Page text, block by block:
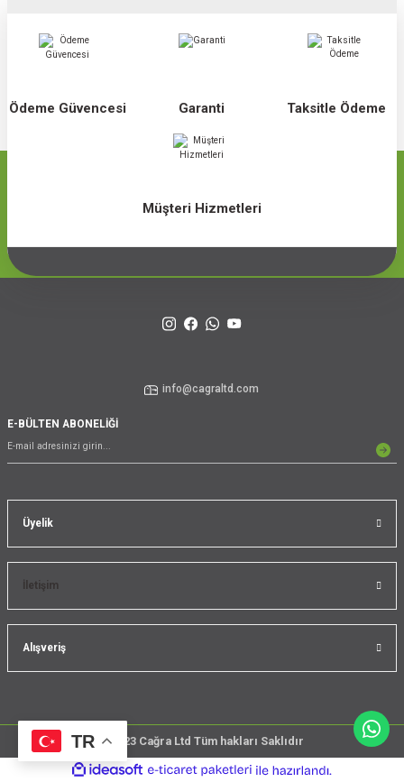
Ödeme Güvencesi Garanti Taksitle Ödeme
Müşteri Hizmetleri
Üyelik
İletişim
Alışveriş
TR
info@cagraltd.com
E-BÜLTEN ABONELİĞİ
@2023 Cağra Ltd Tüm hakları Saklıdır
çember
ideasoft
e-